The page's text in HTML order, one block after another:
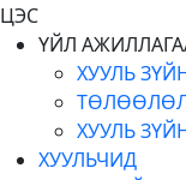
ЦЭС
ҮЙЛ
ХУУЛЬ
ХУУЛЬ
ХУУЛЬЧИД